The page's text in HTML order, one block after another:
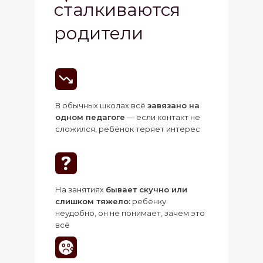
сталкиваются
родители
В обычных школах всё завязано на
одном педагоге — если контакт не
сложился, ребёнок теряет интерес
На занятиях бывает скучно или
слишком тяжело: ребёнку
неудобно, он не понимает, зачем это
всё